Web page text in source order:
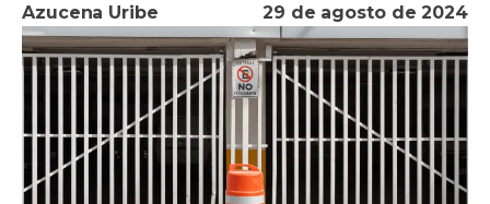
Azucena Uribe 29 de agosto de 2024